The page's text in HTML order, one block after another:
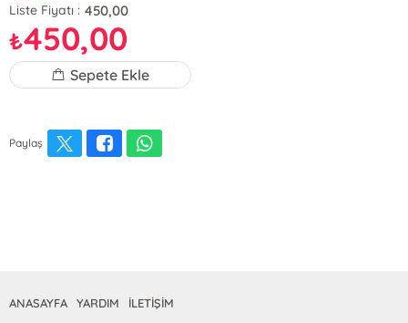
Liste Fiyatı : 450,00
₺450,00
Sepete Ekle
Paylaş
ANASAYFA YARDIM İLETİŞİM